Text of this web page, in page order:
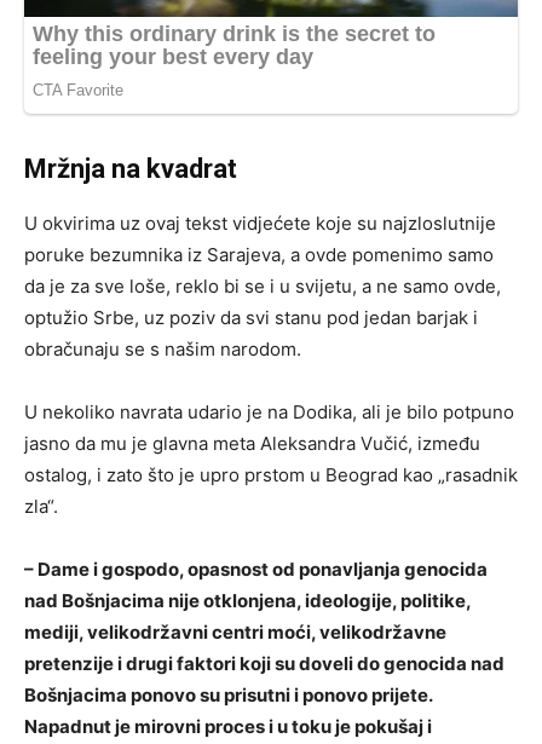
Mržnja na kvadrat
U okvirima uz ovaj tekst vidjećete koje su najzloslutnije
poruke bezumnika iz Sarajeva, a ovde pomenimo samo
da je za sve loše, reklo bi se i u svijetu, a ne samo ovde,
optužio Srbe, uz poziv da svi stanu pod jedan barjak i
obračunaju se s našim narodom.
U nekoliko navrata udario je na Dodika, ali je bilo potpuno
jasno da mu je glavna meta Aleksandra Vučić, između
ostalog, i zato što je upro prstom u Beograd kao „rasadnik
zla“.
– Dame i gospodo, opasnost od ponavljanja genocida
nad Bošnjacima nije otklonjena, ideologije, politike,
mediji, velikodržavni centri moći, velikodržavne
pretenzije i drugi faktori koji su doveli do genocida nad
Bošnjacima ponovo su prisutni i ponovo prijete.
Napadnut je mirovni proces i u toku je pokušaj i